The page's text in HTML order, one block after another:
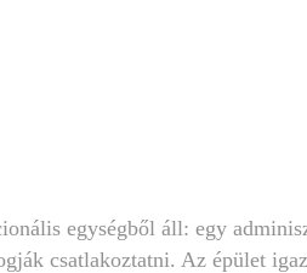
egységből áll: egy
csatlakoztatni. Az épület